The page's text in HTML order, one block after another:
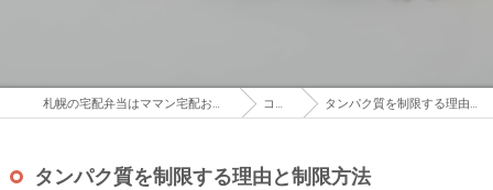
札幌の宅配弁当はママン宅配お弁当サービス コラム タンパク質を制限する理由と制限方法
タンパク質を制限する理由と制限方法